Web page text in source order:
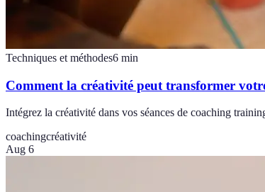
Techniques et méthodes6 min
Comment la créativité peut transformer
Intégrez la créativité dans vos séances de coaching
coachingcréativité
Aug 6